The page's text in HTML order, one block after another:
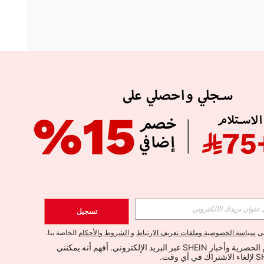
APP
الإشتراك
اشتراك
تسجيل
سياسة الخصوصية وملفات تعريف الارتباط و الشروط والأحكام الخاصة بنا.
أود تلقي العروض الحصرية وأخبار SHEIN عبر البريد الإلكتروني. أفهم أنه يمكنني